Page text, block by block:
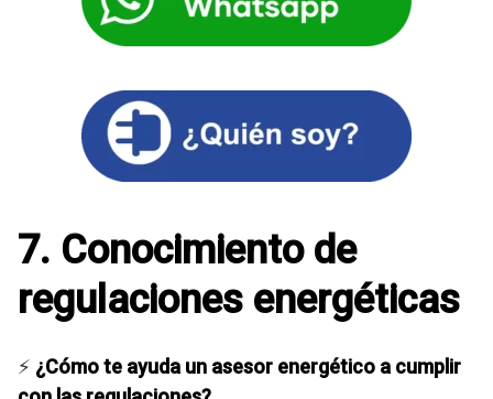
7. Conocimiento de
regulaciones energéticas
⚡ ¿Cómo te ayuda un asesor energético a cumplir